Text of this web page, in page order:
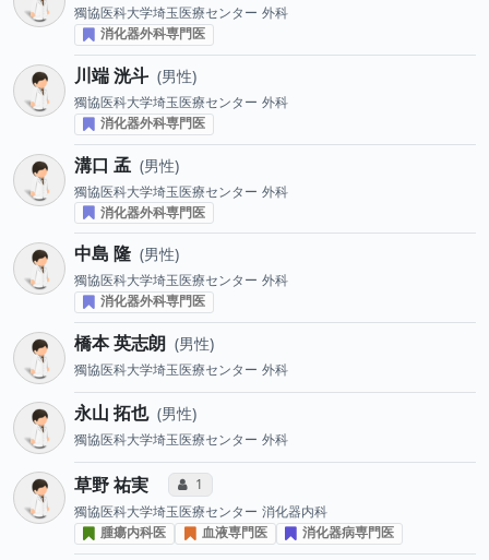
獨協医科大学埼玉医療センター 外科
消化器外科専門医
川端 洸斗 男性
獨協医科大学埼玉医療センター 外科
消化器外科専門医
溝口 孟 男性
獨協医科大学埼玉医療センター 外科
消化器外科専門医
中島 隆 男性
獨協医科大学埼玉医療センター 外科
消化器外科専門医
橋本 英志朗 男性
獨協医科大学埼玉医療センター 外科
永山 拓也 男性
獨協医科大学埼玉医療センター 外科
草野 祐実 コミュニケーション・タイプ投票数
1
獨協医科大学埼玉医療センター 消化器内科
腫瘍内科医
血液専門医 消化器病専門医